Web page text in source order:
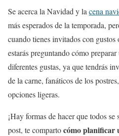
Se acerca la Navidad y la cena
más esperados de la temporada,
cuando tienes invitados con gustos
estarás preguntando cómo
diferentes gustas, ya que tendrás
de la carne, fanáticos de los
opciones ligeras.
¡Hay formas de hacer que todos se
post, te compartocómo planificar